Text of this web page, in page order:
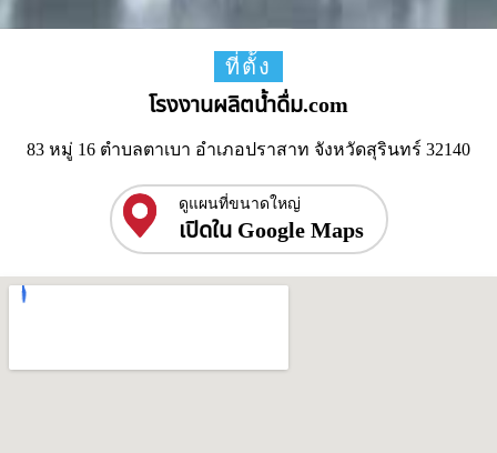
ที่ตั้ง
โรงงานผลิตน้ำดื่ม.com
83 หมู่ 16 ตำบลตาเบา อำเภอปราสาท จังหวัดสุรินทร์ 32140
ดูแผนที่ขนาดใหญ่
เปิดใน Google Maps